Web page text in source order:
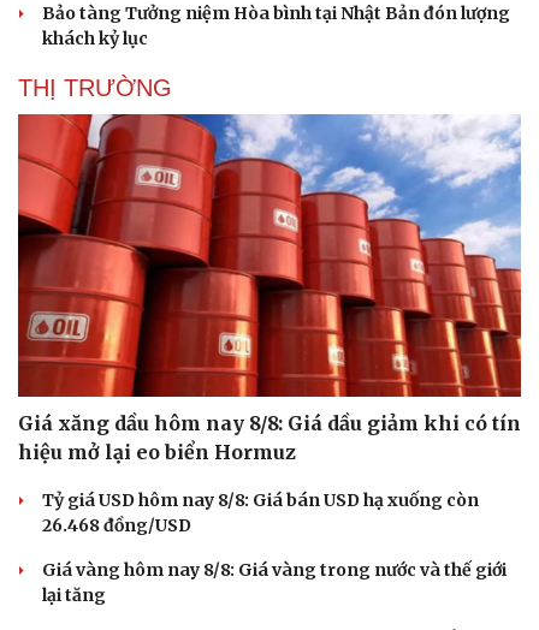
Di sản
Bảo tàng Tưởng niệm Hòa bình tại Nhật Bản đón lượng
khách kỷ lục
THỊ TRƯỜNG
Giá xăng dầu hôm nay 8/8: Giá dầu giảm khi có tín
hiệu mở lại eo biển Hormuz
Tỷ giá USD hôm nay 8/8: Giá bán USD hạ xuống còn
26.468 đồng/USD
Giá vàng hôm nay 8/8: Giá vàng trong nước và thế giới
lại tăng